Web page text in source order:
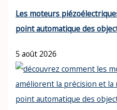
Les moteurs
point automatique des
5 août 2026